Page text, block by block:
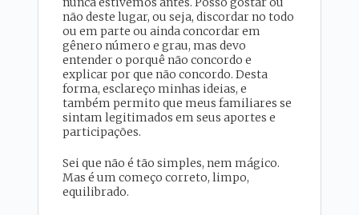
não deste lugar, ou seja, discordar no todo
ou em parte ou ainda concordar em
gênero número e grau, mas devo
entender o porquê não concordo e
explicar por que não concordo. Desta
forma, esclareço minhas ideias, e
também permito que meus familiares se
sintam legitimados em seus aportes e
participações.
Sei que não é tão simples, nem mágico.
Mas é um começo correto, limpo,
equilibrado.